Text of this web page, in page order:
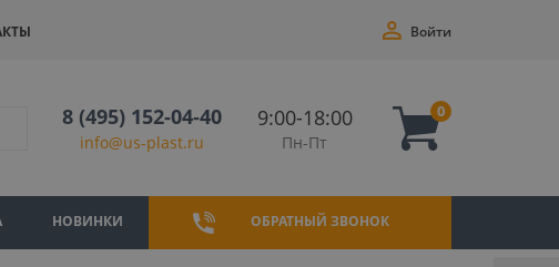
Войти
8 (495) 152-04-40
info@us-plast.ru
9:00-18:00
Пн-Пт
0
НОВИНКИ ОБРАТНЫЙ ЗВОНОК